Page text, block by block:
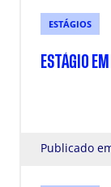
ESTÁGIOS
ESTÁGIO
Publicado